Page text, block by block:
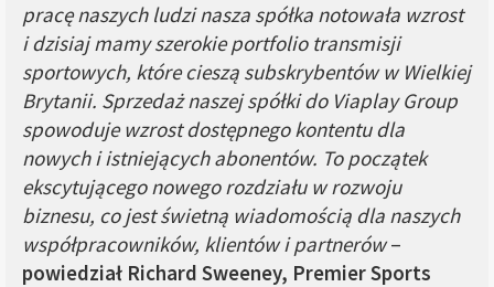
pracę naszych ludzi nasza spółka notowała wzrost
i dzisiaj mamy szerokie portfolio transmisji
sportowych, które cieszą subskrybentów w Wielkiej
Brytanii. Sprzedaż naszej spółki do Viaplay Group
spowoduje wzrost dostępnego kontentu dla
nowych i istniejących abonentów. To początek
ekscytującego nowego rozdziału w rozwoju
biznesu, co jest świetną wiadomością dla naszych
współpracowników, klientów i partnerów–
powiedział Richard Sweeney, Premier Sports